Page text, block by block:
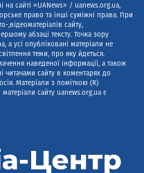
на сайті «UANews» / uanews.org.ua,
право та інші суміжні права. При
,відеоматеріалів сайту,
абзаці тексту. Точка зору
а усі опубліковані матеріали не
теми, про яку йдеться.
наведеної інформації, а також
читачами сайту в коментарях до
Матеріали з поміткою (R)
сайту uanews.org.ua є